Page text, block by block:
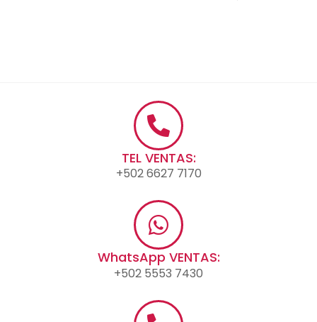
TEL VENTAS:
+502 6627 7170
WhatsApp VENTAS:
+502 5553 7430